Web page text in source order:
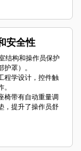
10 个液压泵流量和
快、更轻松地进行
。
耳、重载提升模
让操作员可以安
。
装让用户轻松处理
安全性
结构和操作员保护
罩）。
程学设计，控件触
椅带有自动重量调
，提升了操作员舒
像显示在全色彩
全方位的视野，大